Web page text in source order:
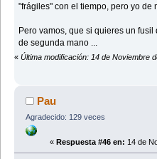
"frágiles" con el tiempo, pero yo de
Pero vamos, que si quieres un
de segunda mano ...
« Última modificación: 14 de Noviembre
Pau
Agradecido: 129 veces
« Respuesta #46 en: 14 de